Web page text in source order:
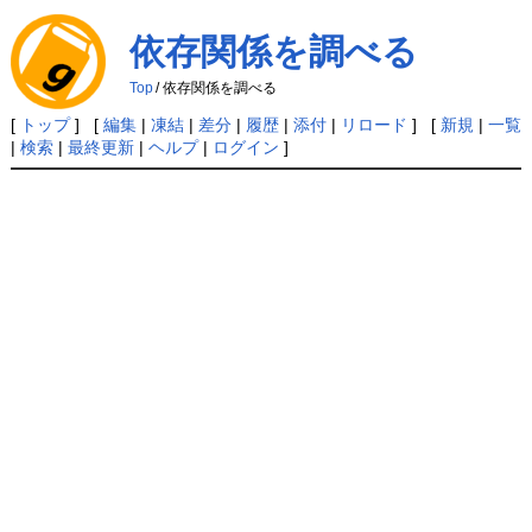
依存関係を調べる
Top/ 依存関係を調べる
[ トップ] [ 編集| 凍結| 差分| 履歴| 添付| リロード ] [ 新規 | 一覧
| 検索| 最終更新| ヘルプ| ログイン ]